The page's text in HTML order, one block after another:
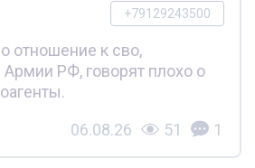
+79129243500
отношение к сво,
РФ, говорят плохо о
06.08.26 51 1